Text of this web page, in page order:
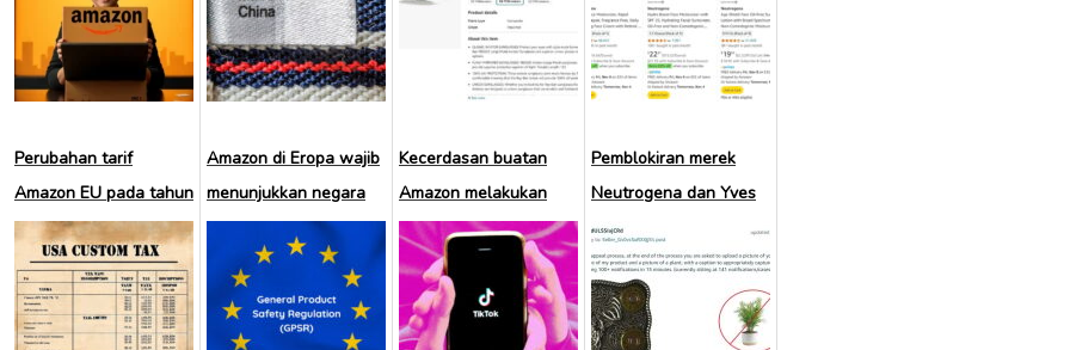
Perubahan tarif
Amazon EU pada tahun
2025
Amazon di Eropa wajib
menunjukkan negara
asal barang
Kecerdasan buatan
Amazon melakukan
kesalahan dan
mengundang
kemarahan para
penjual
Pemblokiran merek
Neutrogena dan Yves
Saint Laurent di
Amazon